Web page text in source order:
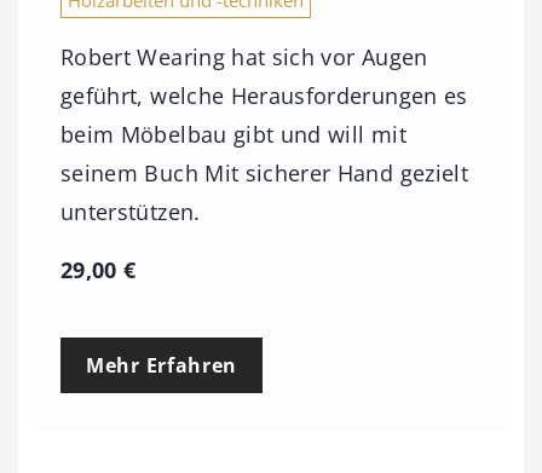
Robert Wearing hat sich vor Augen
geführt, welche Herausforderungen es
beim Möbelbau gibt und will mit
seinem Buch Mit sicherer Hand gezielt
unterstützen.
29,00€
Mehr Erfahren